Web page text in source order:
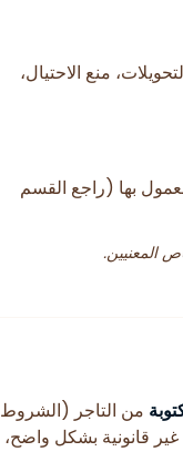
منع الاحتيال،
بها (راجع القسم
المعنيين.
من التاجر (الشروط
غير قانونية بشكل واضح،